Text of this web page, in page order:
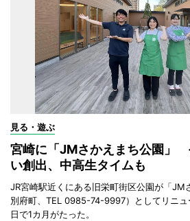
見る・遊ぶ
宮崎に「JMさかえまち公園」
い創出、中高生タイムも
JR宮崎駅近くにある旧栄町街区公園が「JM
別府町、TEL 0985-74-9997）としてリニ
日で1カ月がたった。